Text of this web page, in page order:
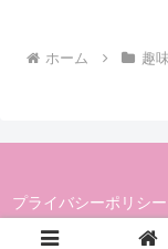
ホーム 趣
プライバシーポリシ